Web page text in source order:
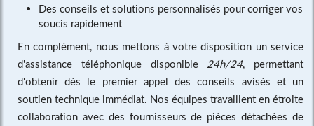
Des conseils et solutions personnalisés pour corriger vos
soucis rapidement
En complément, nous mettons à votre disposition un service
d'assistance téléphonique disponible 24h/24, permettant
d'obtenir dès le premier appel des conseils avisés et un
soutien technique immédiat. Nos équipes travaillent en étroite
collaboration avec des fournisseurs de pièces détachées de